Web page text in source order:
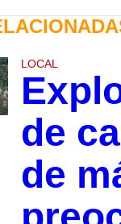
LOCAL
de
de